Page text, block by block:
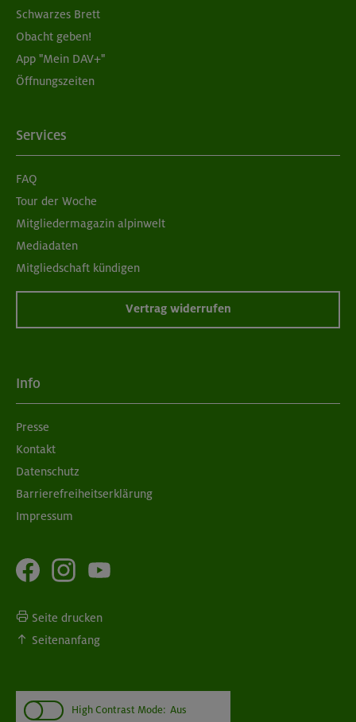
Schwarzes Brett
Obacht geben!
App "Mein DAV+"
Öffnungszeiten
Services
FAQ
Tour der Woche
Mitgliedermagazin alpinwelt
Mediadaten
Mitgliedschaft kündigen
Vertrag widerrufen
Info
Presse
Kontakt
Datenschutz
Barrierefreiheitserklärung
Impressum
Seite drucken
Seitenanfang
High Contrast Mode: Aus